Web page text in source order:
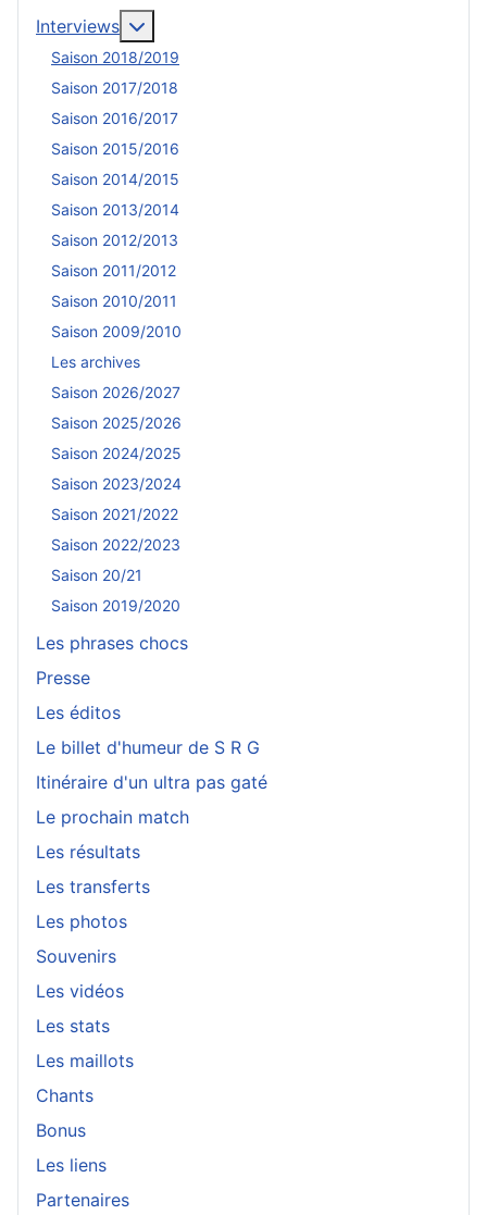
Interviews
Saison 2018/2019
Saison 2017/2018
Saison 2016/2017
Saison 2015/2016
Saison 2014/2015
Saison 2013/2014
Saison 2012/2013
Saison 2011/2012
Saison 2010/2011
Saison 2009/2010
Les archives
Saison 2026/2027
Saison 2025/2026
Saison 2024/2025
Saison 2023/2024
Saison 2021/2022
Saison 2022/2023
Saison 20/21
Saison 2019/2020
Les phrases chocs
Presse
Les éditos
Le billet d'humeur de S R G
Itinéraire d'un ultra pas gaté
Le prochain match
Les résultats
Les transferts
Les photos
Souvenirs
Les vidéos
Les stats
Les maillots
Chants
Bonus
Les liens
Partenaires